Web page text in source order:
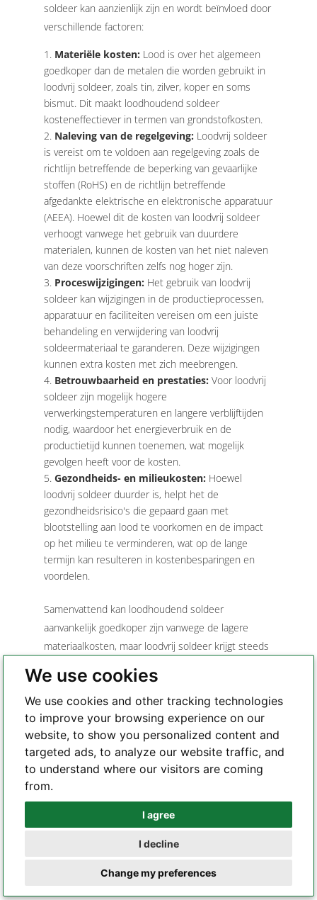
We use cookies
We use cookies and other tracking technologies
to improve your browsing experience on our
website, to show you personalized content and
targeted ads, to analyze our website traffic, and
to understand where our visitors are coming
from.
I agree
I decline
Change my preferences
soldeer kan aanzienlijk zijn en wordt beïnvloed door
verschillende factoren:
Materiële kosten: Lood is over het algemeen
goedkoper dan de metalen die worden gebruikt in
loodvrij soldeer, zoals tin, zilver, koper en soms
bismut. Dit maakt loodhoudend soldeer
kosteneffectiever in termen van grondstofkosten.
Naleving van de regelgeving: Loodvrij soldeer
is vereist om te voldoen aan regelgeving zoals de
richtlijn betreffende de beperking van gevaarlijke
stoffen (RoHS) en de richtlijn betreffende
afgedankte elektrische en elektronische apparatuur
(AEEA). Hoewel dit de kosten van loodvrij soldeer
verhoogt vanwege het gebruik van duurdere
materialen, kunnen de kosten van het niet naleven
van deze voorschriften zelfs nog hoger zijn.
Proceswijzigingen: Het gebruik van loodvrij
soldeer kan wijzigingen in de productieprocessen,
apparatuur en faciliteiten vereisen om een ​​juiste
behandeling en verwijdering van loodvrij
soldeermateriaal te garanderen. Deze wijzigingen
kunnen extra kosten met zich meebrengen.
Betrouwbaarheid en prestaties: Voor loodvrij
soldeer zijn mogelijk hogere
verwerkingstemperaturen en langere verblijftijden
nodig, waardoor het energieverbruik en de
productietijd kunnen toenemen, wat mogelijk
gevolgen heeft voor de kosten.
Gezondheids- en milieukosten: Hoewel
loodvrij soldeer duurder is, helpt het de
gezondheidsrisico's die gepaard gaan met
blootstelling aan lood te voorkomen en de impact
op het milieu te verminderen, wat op de lange
termijn kan resulteren in kostenbesparingen en
voordelen.
Samenvattend kan loodhoudend soldeer
aanvankelijk goedkoper zijn vanwege de lagere
materiaalkosten, maar loodvrij soldeer krijgt steeds
milieuoverwegingen en kostenbesparingen op de
lange termijn in verband met gezondheid en
veiligheid.
Conclusie
loodhoudend soldeer naar loodvrij soldeer wordt
Hoewel loodhoudend soldeer zijn voordelen heeft